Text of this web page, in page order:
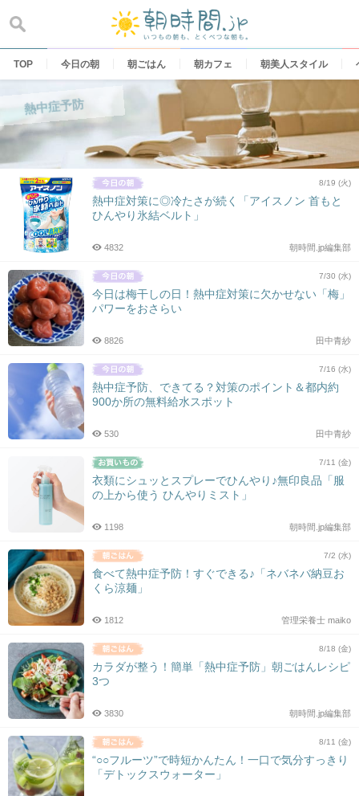
content
TOP 今日の朝 朝ごはん 朝カフェ 朝美人スタイル
熱中症予防
8/19 (火)
熱中症対策に◎冷たさが続く「アイスノン 首もと
ひんやり氷結ベルト」
朝時間.jp編集部
4832
7/30 (水)
今日は梅干しの日！熱中症対策に欠かせない「梅」
パワーをおさらい
田中青紗
8826
7/16 (水)
熱中症予防、できてる？対策のポイント＆都内約
900か所の無料給水スポット
田中青紗
530
7/11 (金)
衣類にシュッとスプレーでひんやり♪無印良品「服
の上から使う ひんやりミスト」
朝時間.jp編集部
1198
7/2 (水)
食べて熱中症予防！すぐできる♪「ネバネバ納豆お
くら涼麺」
管理栄養士 maiko
1812
8/18 (金)
カラダが整う！簡単「熱中症予防」朝ごはんレシピ
3つ
朝時間.jp編集部
3830
8/11 (金)
“○○フルーツ”で時短かんたん！一口で気分すっきり
「デトックスウォーター」